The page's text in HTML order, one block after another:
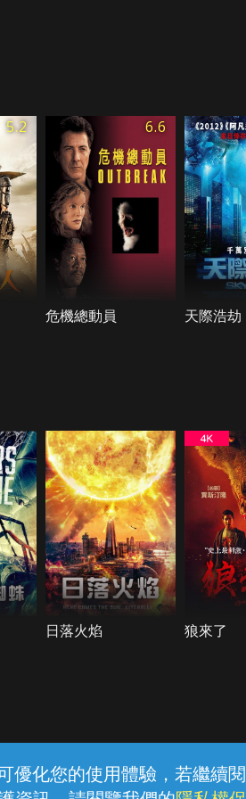
優化您的使用體驗，若繼續
5.2 6.6
危機總動員 天際浩劫
日落火焰 狼來了
線上客服 服務條款